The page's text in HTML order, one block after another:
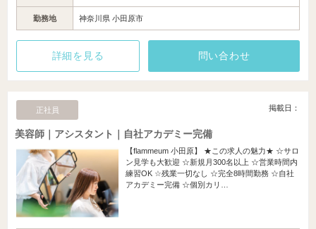
勤務地 神奈川県 小田原市
詳細を見る 問い合わせ
正社員 掲載日：
美容師｜アシスタント｜自社アカデミー完備
【flammeum 小田原】 ★この求人の魅力★ ☆サロ
ン見学も大歓迎 ☆新規月300名以上 ☆営業時間内
練習OK ☆残業一切なし ☆完全8時間勤務 ☆自社
アカデミー完備 ☆個別カリ…